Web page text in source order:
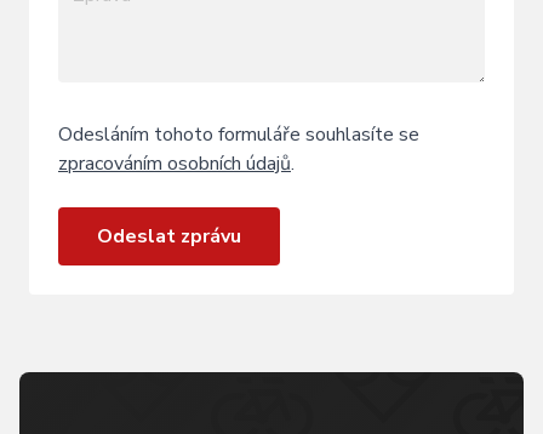
Odesláním tohoto formuláře souhlasíte se
zpracováním osobních údajů.
Odeslat zprávu